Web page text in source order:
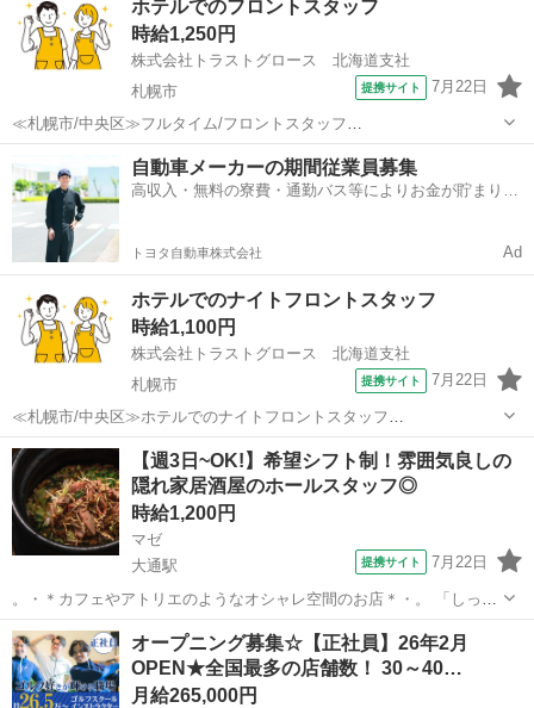
ゆくゆくナイトフロントスタッフとして勤務していただきます。 ・ホ
テルフロント業務 ・チェックイン、チェックアウ...
ホテルでのフロントスタッフ
時給1,250円
株式会社トラストグロース 北海道支社
札幌市
提携サイト 7月22日
≪札幌市/中央区≫フルタイム/フロントスタッフ
———————————————————————— 【お仕事内容】
ホテルのフロント業務を中心に客室対応や朝食業務、 ホテルの維持管
理業務等、ホテル運営全般を 幅広く対応頂きます...
札幌市 ホテル
自動車メーカーの期間従業員募集
高収入・無料の寮費・通勤バス等によりお金が貯まりや
トヨタ自動車株式会社 Ad
ホテルでのナイトフロントスタッフ
時給1,100円
株式会社トラストグロース 北海道支社
札幌市
提携サイト 7月22日
≪札幌市/中央区≫ホテルでのナイトフロントスタッフ
———————————————————————— 【お仕事内容】
ホテルのフロントでの接客業務 ・チェックイン、チェックアウト対応
・ホテル内外のご案内 ・その他、業務に付...
北海道 札幌市 ホテル
【週3日~OK!】希望シフト制！雰囲気良しの
隠れ家居酒屋のホールスタッフ◎
時給1,200円
マゼ
大通駅
提携サイト 7月22日
。・＊カフェやアトリエのようなオシャレ空間のお店＊・。 「しっか
り働いて稼ぎたい方」「楽しく働けるバイト先を探している方」にピ
ッタリ！ 未経験スタート・バイトデビューも大歓迎！ 10～20代のス
タッフが中心で、初バイトや飲...
北海道 札幌市 大通駅 ホールスタッフ
オープニング募集☆【正社員】26年2月
OPEN★全国最多の店舗数！ 30～40…
月給265,000円